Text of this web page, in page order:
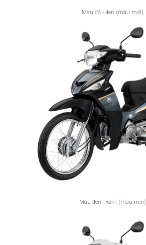
Màu đỏ - đen (màu mới)
Màu đen - xám (màu mới)